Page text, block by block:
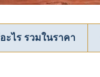
ะไร รวมในราคา